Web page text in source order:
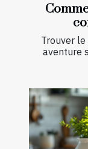
Trouver
aventure